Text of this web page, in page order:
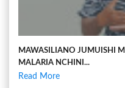
MAWASILIANO JUMUISHI
MALARIA NCHINI...
Read More